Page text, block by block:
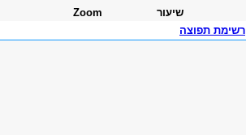
שיעור
Zoom
רשימת תפוצה